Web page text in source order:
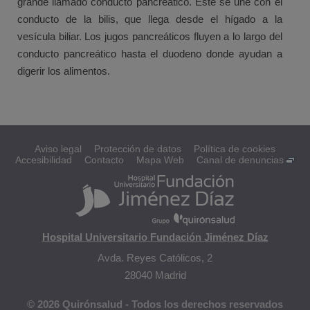
conducto de la bilis, que llega desde el hígado a la
vesícula biliar. Los jugos pancreáticos fluyen a lo largo del
conducto pancreático hasta el duodeno donde ayudan a
digerir los alimentos.
Aviso legal Protección de datos
Política de cookies
Accesibilidad
Contacto Mapa Web Canal de denuncias
Hospital Universitario Fundación Jiménez Díaz
Avda. Reyes Católicos, 2
28040 Madrid
© 2026 Quirónsalud - Todos los derechos reservados